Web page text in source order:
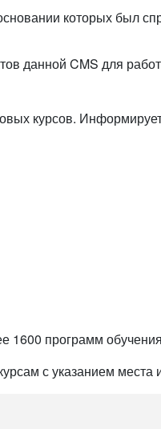
которых был
данной CMS для
курсов.
1600 программ
с указанием места